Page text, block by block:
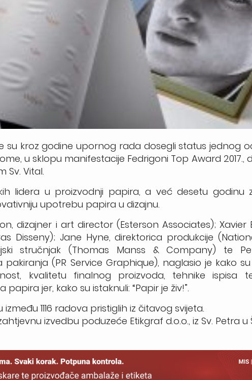
su kroz godine upornog rada dosegli status jednog
u sklopu manifestacije Fedrigoni Top Award 2017.,
Sv. Vital.
lidera u proizvodnji papira, a već desetu godinu
upotrebu papira u dizajnu.
dizajner i art director (Esterson Associates); Xavier
Disseny); Jane Hyne, direktorica produkcije
stručnjak (Thomas Manss & Company) te
(PR Service Graphique), naglasio je kako
kvalitetu finalnog proizvoda, tehnike ispisa
jer, kako su istaknuli: “Papir je živ!”.
1116 radova pristiglih iz čitavog svijeta.
izvedbu poduzeće Etikgraf d.o.o., iz Sv. Petra u